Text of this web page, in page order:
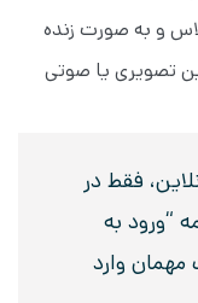
و به صورت زنده
تصویری یا صوتی
فقط در
“ورود به
مهمان وارد